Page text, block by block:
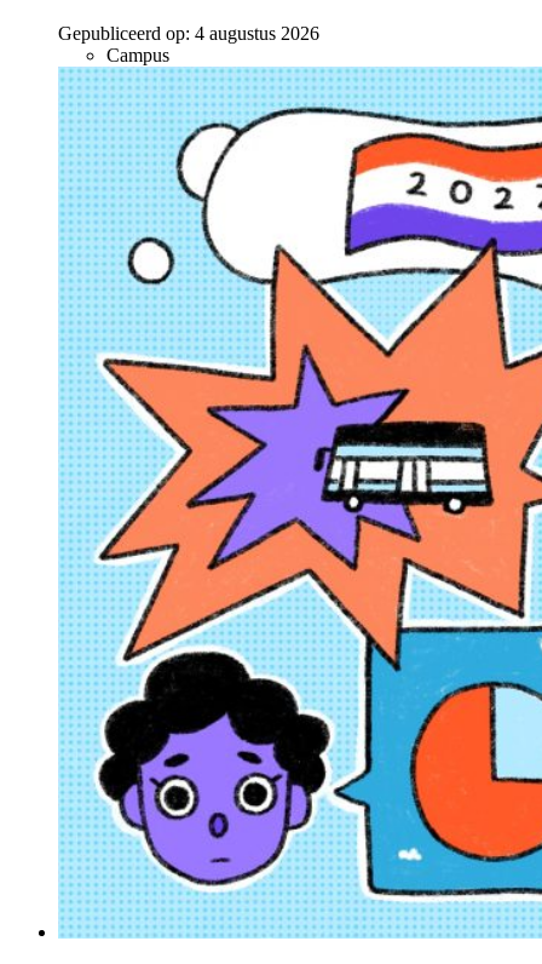
Gepubliceerd op: 4 augustus 2026
Campus